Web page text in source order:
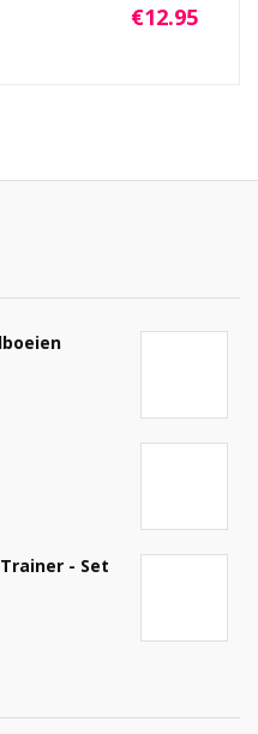
€12.95
- Set